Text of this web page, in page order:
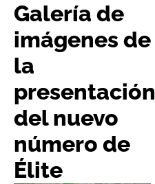
Galería de
imágenes de
la
presentación
del nuevo
número de
Élite